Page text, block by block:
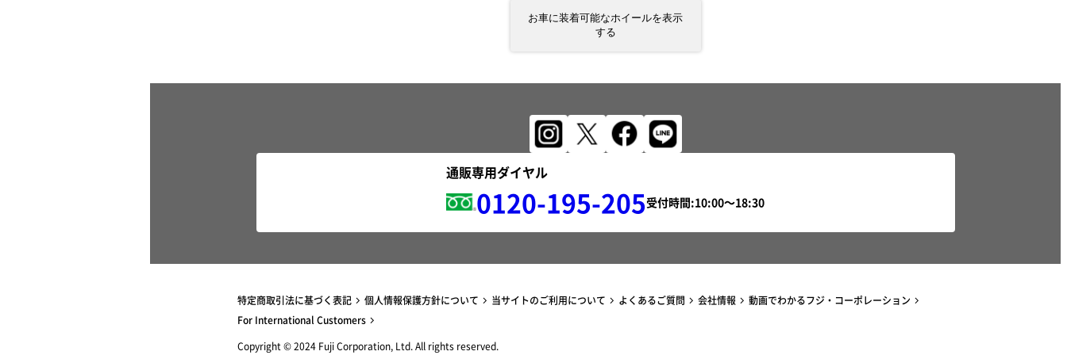
お車に装着可能なホイールを表示
する
通販専用ダイヤル
0120-195-205受付時間:
特定商取引法に基づく表記 個人情報保護方針について 当サイトのご利用について よくあるご質問 会社情報
動画でわかるフジ・コーポレーション
For International Customers
Copyright © 2024 Fuji Corporation, Ltd. All rights reserved.